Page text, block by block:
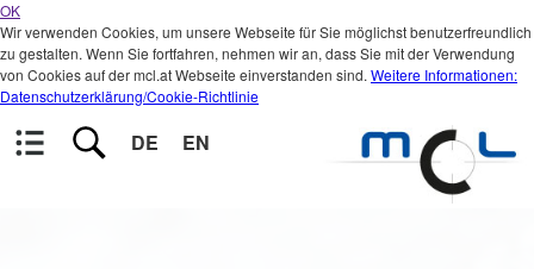
OK
Wir verwenden Cookies, um unsere Webseite für Sie möglichst benutzerfreundlich
zu gestalten. Wenn Sie fortfahren, nehmen wir an, dass Sie mit der Verwendung
von Cookies auf der mcl.at Webseite einverstanden sind. Weitere Informationen:
Datenschutzerklärung/Cookie-Richtlinie
DE EN